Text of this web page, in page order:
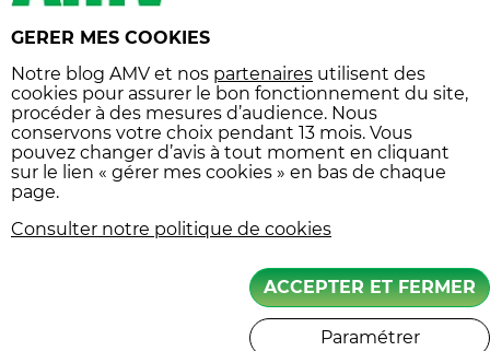
internet, ou si vous ne vous sentez
pas suffisamment à l’aise avec
l’univers numérique pour réaliser
tout seul les démarches, la préfecture
a mis à la disposition des usagers des
Sachez également que les vendeurs
professionnels sont toujours
habilités à réaliser les démarches de
demande de la carte grise à votre
moto
balade
circuit
code de
GERER MES COOKIES
Notre blog AMV et nos partenaires utilisent des
cookies pour assurer le bon fonctionnement du site,
procéder à des mesures d’audience. Nous
conservons votre choix pendant 13 mois. Vous
pouvez changer d’avis à tout moment en cliquant
sur le lien « gérer mes cookies » en bas de chaque
page.
Consulter notre politique de cookies
ACCEPTER ET FERMER
Paramétrer